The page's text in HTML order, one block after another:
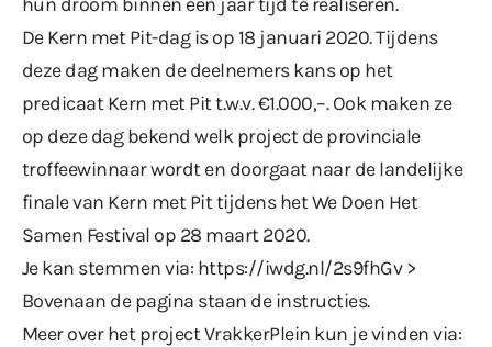
De Kern met Pit-dag is op 18 januari 2020. Tijdens
deze dag maken de deelnemers kans op het
predicaat Kern met Pit t.w.v. €1.000,–. Ook maken ze
op deze dag bekend welk project de provinciale
troffeewinnaar wordt en doorgaat naar de landelijke
finale van Kern met Pit tijdens het We Doen Het
Samen Festival op 28 maart 2020.
Je kan stemmen via: https://iwdg.nl/2s9fhGv>
Bovenaan de pagina staan de instructies.
Meer over het project VrakkerPlein kun je vinden via: